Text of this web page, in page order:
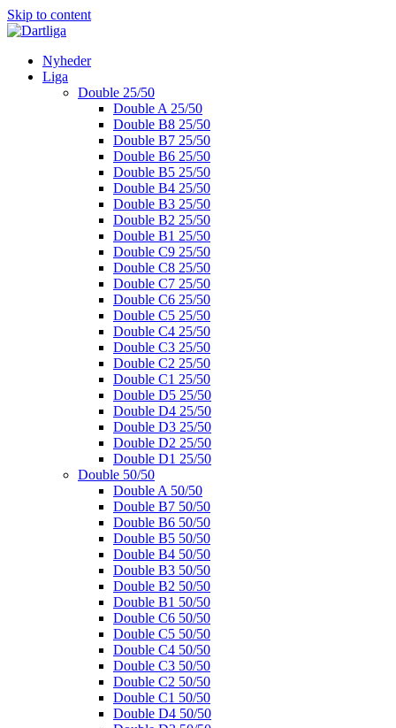
Skip to content
Nyheder
Liga
Double 25/50
Double A 25/50
Double B8 25/50
Double B7 25/50
Double B6 25/50
Double B5 25/50
Double B4 25/50
Double B3 25/50
Double B2 25/50
Double B1 25/50
Double C9 25/50
Double C8 25/50
Double C7 25/50
Double C6 25/50
Double C5 25/50
Double C4 25/50
Double C3 25/50
Double C2 25/50
Double C1 25/50
Double D5 25/50
Double D4 25/50
Double D3 25/50
Double D2 25/50
Double D1 25/50
Double 50/50
Double A 50/50
Double B7 50/50
Double B6 50/50
Double B5 50/50
Double B4 50/50
Double B3 50/50
Double B2 50/50
Double B1 50/50
Double C6 50/50
Double C5 50/50
Double C4 50/50
Double C3 50/50
Double C2 50/50
Double C1 50/50
Double D4 50/50